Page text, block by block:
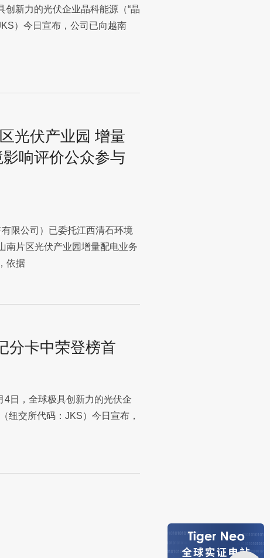
新力的光伏企业晶科能源（“晶
）今日宣布，公司已向越南
光伏产业园 增量
响评价公众参与
限公司）已委托江西清石环境
南片区光伏产业园增量配电业务
依据
分卡中荣登榜首
日，全球极具创新力的光伏企
纽交所代码：JKS）今日宣布，